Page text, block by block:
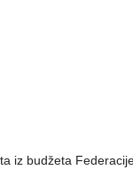
iz budžeta